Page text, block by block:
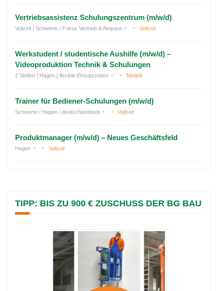
Vertriebsassistenz Schulungszentrum (m/w/d)
Vollzeit | Schwerte | Fokus Vertrieb & Akquise Vollzeit
Werkstudent / studentische Aushilfe (m/w/d) –
Videoproduktion Technik & Schulungen
2 Stellen | Hagen | flexible Einsatzzeiten Minijob
Trainer für Bediener-Schulungen (m/w/d)
Schwerte / Hagen / deutschlandweit Vollzeit
Produktmanager (m/w/d) – Neues Geschäftsfeld
Hagen Vollzeit
TIPP: BIS ZU 900 € ZUSCHUSS DER BG BAU